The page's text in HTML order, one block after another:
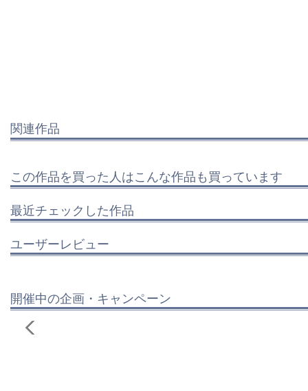
関連作品
この作品を買った人はこんな作品も買っています
最近チェックした作品
ユーザーレビュー
開催中の企画・キャンペーン